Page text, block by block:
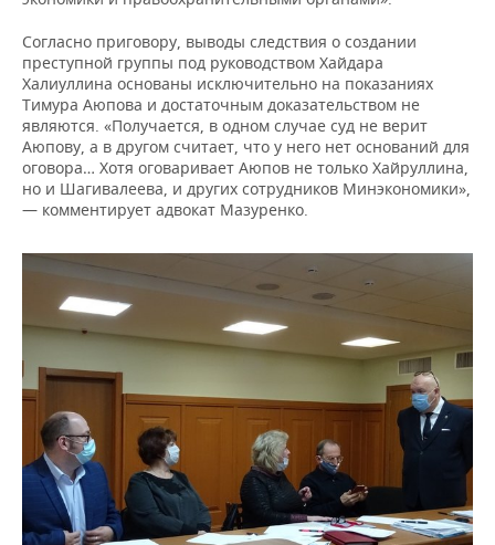
Согласно приговору, выводы следствия о создании
преступной группы под руководством Хайдара
Халиуллина основаны исключительно на показаниях
Тимура Аюпова и достаточным доказательством не
являются. «Получается, в одном случае суд не верит
Аюпову, а в другом считает, что у него нет оснований для
оговора… Хотя оговаривает Аюпов не только Хайруллина,
но и Шагивалеева, и других сотрудников Минэкономики»,
— комментирует адвокат Мазуренко.